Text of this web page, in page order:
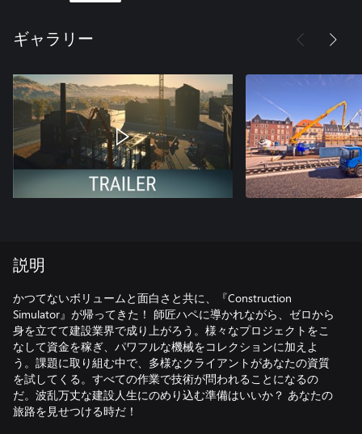
ギャラリー
説明
かつてないボリュームと面白さと共に、『Construction
Simulator』が帰ってきた！ 師匠ハペに導かれながら、ゼロから
身を立てて建設業界で成り上がろう。様々なプロジェクトをこ
なして資金を稼ぎ、パワフルな機械をコレクションに加えよ
う。課題に取り組む中で、多様なクライアントがあなたの資質
を試してくる。すべての作業で技術が問われることになるの
だ。波乱万丈な建設人生にのめり込む準備はいいか？ あなたの
旅路を見せつける時だ！